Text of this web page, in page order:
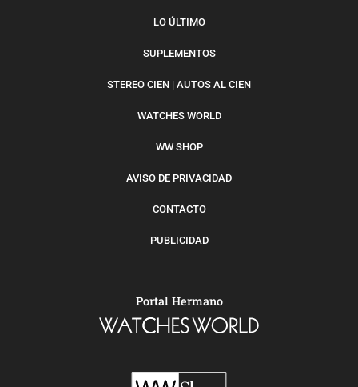
LO ÚLTIMO
SUPLEMENTOS
STEREO CIEN | AUTOS AL CIEN
WATCHES WORLD
WW SHOP
AVISO DE PRIVACIDAD
CONTACTO
PUBLICIDAD
Portal Hermano